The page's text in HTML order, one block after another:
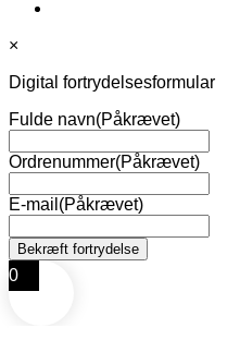
×
Digital fortrydelsesformular
Fulde navn(Påkrævet)
Ordrenummer(Påkrævet)
E-mail (Påkrævet)
0